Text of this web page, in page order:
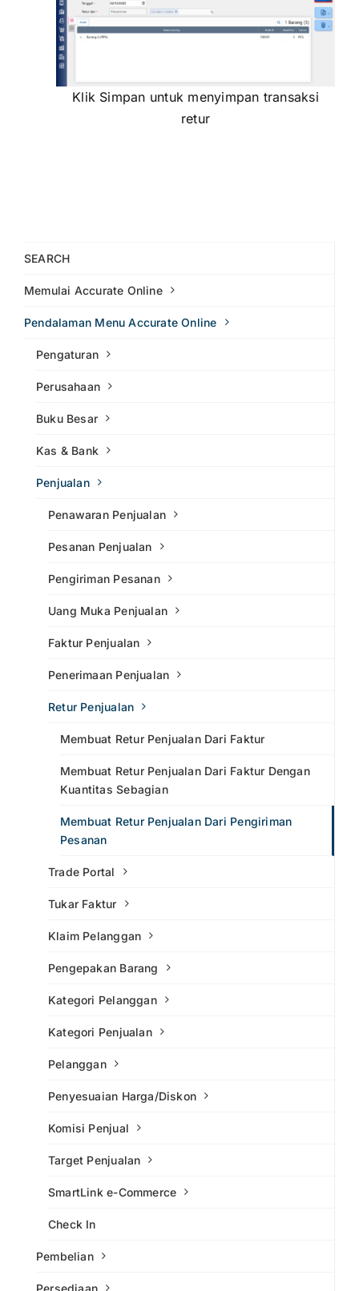
Klik Simpan untuk menyimpan transaksi
retur
SEARCH
Memulai Accurate Online
Pendalaman Menu Accurate Online
Pengaturan
Perusahaan
Buku Besar
Kas & Bank
Penjualan
Penawaran Penjualan
Pesanan Penjualan
Pengiriman Pesanan
Uang Muka Penjualan
Faktur Penjualan
Penerimaan Penjualan
Retur Penjualan
Membuat Retur Penjualan Dari Faktur
Membuat Retur Penjualan Dari Faktur Dengan
Kuantitas Sebagian
Membuat Retur Penjualan Dari Pengiriman
Pesanan
Trade Portal
Tukar Faktur
Klaim Pelanggan
Pengepakan Barang
Kategori Pelanggan
Kategori Penjualan
Pelanggan
Penyesuaian Harga/Diskon
Komisi Penjual
Target Penjualan
SmartLink e-Commerce
Check In
Pembelian